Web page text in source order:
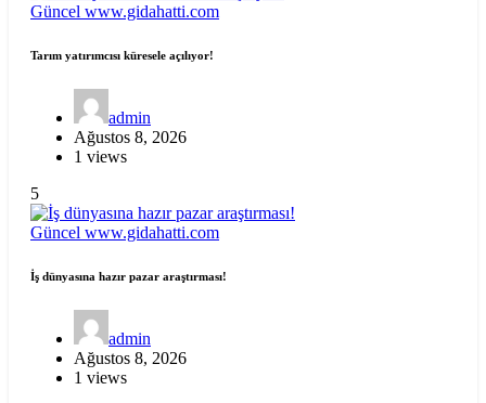
Güncel www.gidahatti.com
Tarım yatırımcısı küresele açılıyor!
admin
Ağustos 8, 2026
1 views
5
Güncel www.gidahatti.com
İş dünyasına hazır pazar araştırması!
admin
Ağustos 8, 2026
1 views